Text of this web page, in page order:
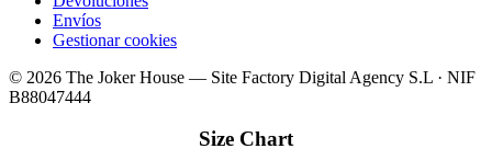
Envíos
Gestionar cookies
© 2026 The Joker House — Site Factory Digital Agency S.L · NIF
B88047444
Size Chart